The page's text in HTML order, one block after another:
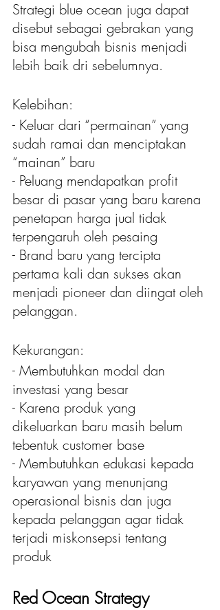
Strategi blue ocean juga dapat
disebut sebagai gebrakan yang
bisa mengubah bisnis menjadi
lebih baik dri sebelumnya.
Kelebihan:
- Keluar dari “permainan” yang
sudah ramai dan menciptakan
“mainan” baru
- Peluang mendapatkan profit
besar di pasar yang baru karena
penetapan harga jual tidak
terpengaruh oleh pesaing
- Brand baru yang tercipta
pertama kali dan sukses akan
menjadi pioneer dan diingat oleh
pelanggan.
Kekurangan:
- Membutuhkan modal dan
investasi yang besar
- Karena produk yang
dikeluarkan baru masih belum
tebentuk customer base
- Membutuhkan edukasi kepada
karyawan yang menunjang
operasional bisnis dan juga
kepada pelanggan agar tidak
terjadi miskonsepsi tentang
produk
Red Ocean Strategy